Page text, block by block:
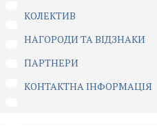
КОЛЕКТИВ
НАГОРОДИ ТА ВІДЗНАКИ
ПАРТНЕРИ
КОНТАКТНА ІНФОРМАЦІЯ